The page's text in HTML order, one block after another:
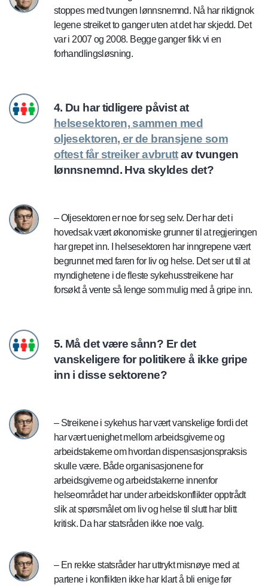
stoppes med tvungen lønnsnemnd. Nå har riktignok
legene streiket to ganger uten at det har skjedd. Det
var i 2007 og 2008. Begge ganger fikk vi en
forhandlingsløsning.
4. Du har tidligere påvist at
helsesektoren, sammen med
oljesektoren, er de bransjene som
oftest får streiker avbruttav tvungen
lønnsnemnd. Hva skyldes det?
– Oljesektoren er noe for seg selv. Der har det i
hovedsak vært økonomiske grunner til at regjeringen
har grepet inn. I helsesektoren har inngrepene vært
begrunnet med faren for liv og helse. Det ser ut til at
myndighetene i de fleste sykehusstreikene har
forsøkt å vente så lenge som mulig med å gripe inn.
5. Må det være sånn? Er det
vanskeligere for politikere å ikke gripe
inn i disse sektorene?
– Streikene i sykehus har vært vanskelige fordi det
har vært uenighet mellom arbeidsgiverne og
arbeidstakerne om hvordan dispensasjonspraksis
skulle være. Både organisasjonene for
arbeidsgiverne og arbeidstakerne innenfor
helseområdet har under arbeidskonflikter opptrådt
slik at spørsmålet om liv og helse til slutt har blitt
kritisk. Da har statsråden ikke noe valg.
– En rekke statsråder har uttrykt misnøye med at
partene i konflikten ikke har klart å bli enige før